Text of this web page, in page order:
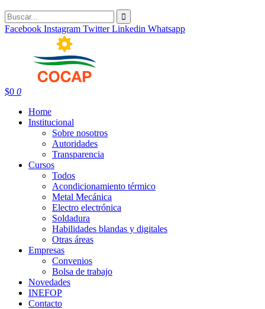
Facebook Instagram Twitter Linkedin Whatsapp
$0 0
Home
Institucional
Sobre nosotros
Autoridades
Transparencia
Cursos
Todos
Acondicionamiento térmico
Metal Mecánica
Electro electrónica
Soldadura
Habilidades blandas y digitales
Otras áreas
Empresas
Convenios
Bolsa de trabajo
Novedades
INEFOP
Contacto